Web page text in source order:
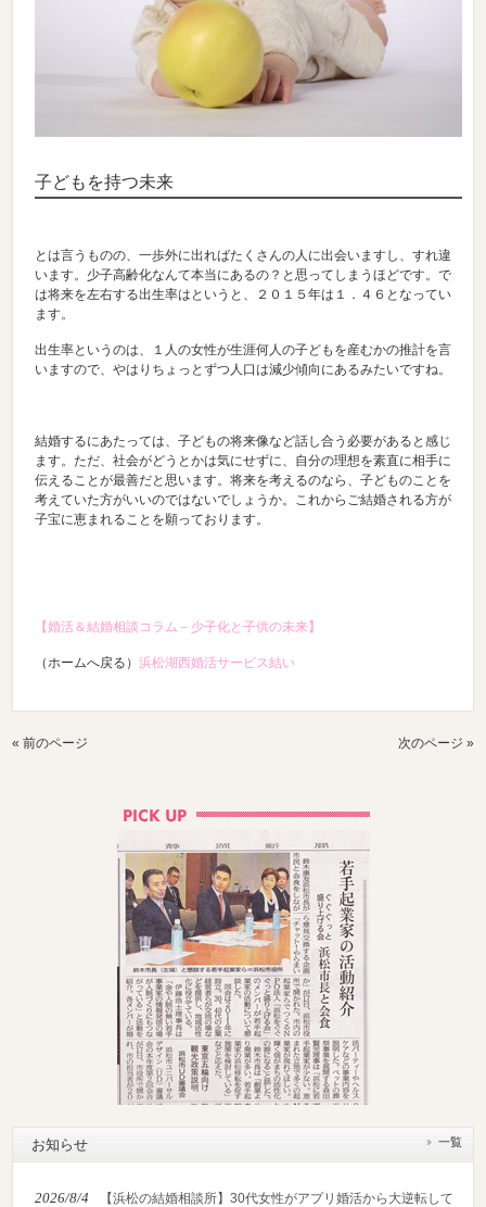
子どもを持つ未来
とは言うものの、一歩外に出ればたくさんの人に出会いますし、すれ違
います。少子高齢化なんて本当にあるの？と思ってしまうほどです。で
は将来を左右する出生率はというと、２０１５年は１．４６となってい
ます。
出生率というのは、１人の女性が生涯何人の子どもを産むかの推計を言
いますので、やはりちょっとずつ人口は減少傾向にあるみたいですね。
結婚するにあたっては、子どもの将来像など話し合う必要があると感じ
ます。ただ、社会がどうとかは気にせずに、自分の理想を素直に相手に
伝えることが最善だと思います。将来を考えるのなら、子どものことを
考えていた方がいいのではないでしょうか。これからご結婚される方が
子宝に恵まれることを願っております。
【婚活＆結婚相談コラム－少子化と子供の未来】
（ホームへ戻る）浜松湖西婚活サービス結い
« 前のページ 次のページ »
お知らせ 一覧
2026/8/4
【浜松の結婚相談所】30代女性がアプリ婚活から大逆転して